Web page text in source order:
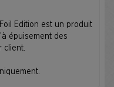
Edition est un produit
épuisement des
client.